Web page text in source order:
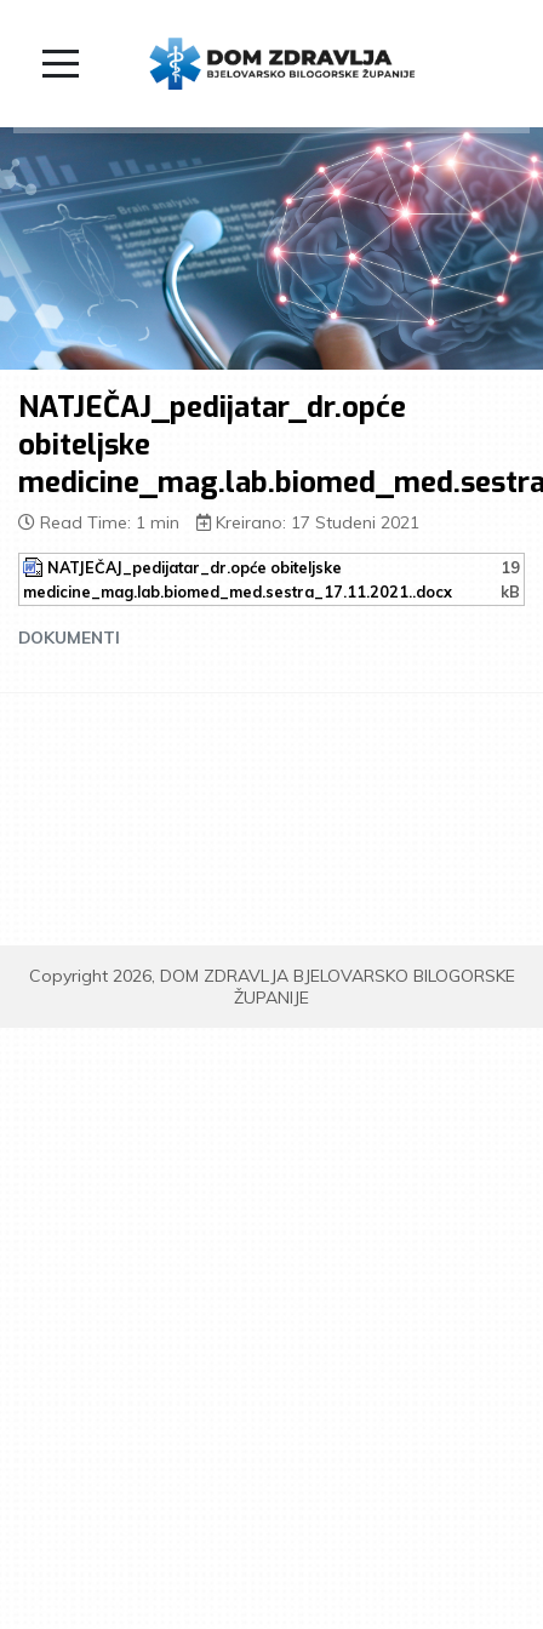
NATJEČAJ_pedijatar_dr.opće
obiteljske
Read Time: 1 min Kreirano: 17 Studeni 2021
DOKUMENTI
NATJEČAJ_pedijatar_dr.opće obiteljske
medicine_mag.lab.biomed_med.sestra_17.11.2021..docx
19
kB
Copyright 2026, DOM ZDRAVLJA BJELOVARSKO BILOGORSKE
ŽUPANIJE